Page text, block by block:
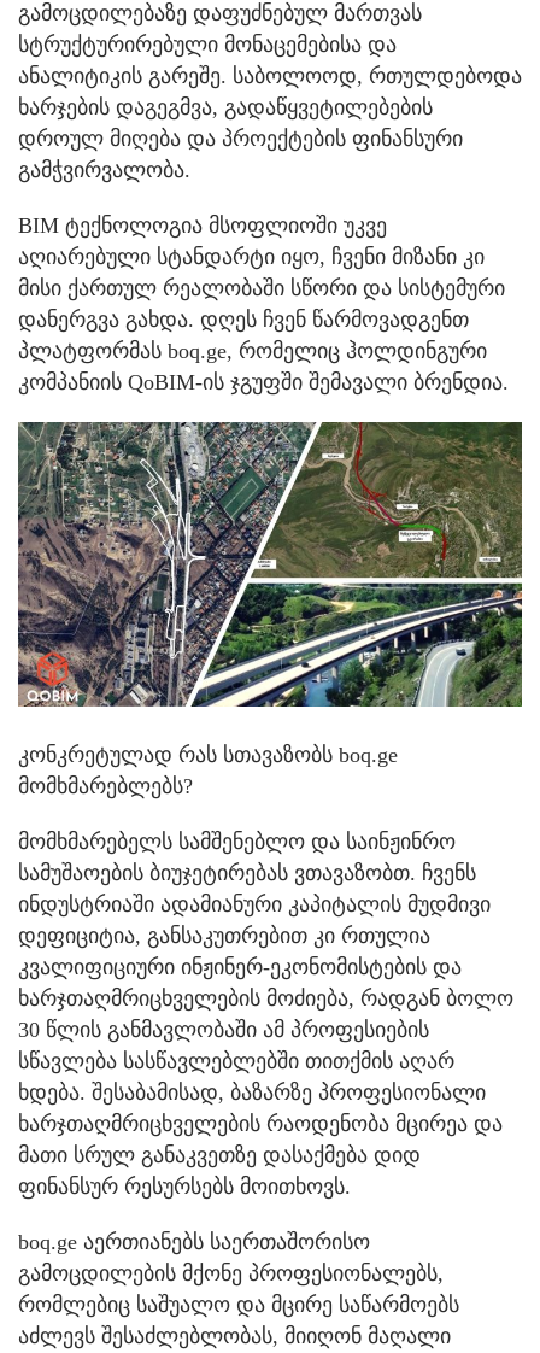
გამოცდილებაზე დაფუძნებულ მართვას
სტრუქტურირებული მონაცემებისა და
ანალიტიკის გარეშე. საბოლოოდ, რთულდებოდა
ხარჯების დაგეგმვა, გადაწყვეტილებების
დროულ მიღება და პროექტების ფინანსური
გამჭვირვალობა.
BIM ტექნოლოგია მსოფლიოში უკვე
აღიარებული სტანდარტი იყო, ჩვენი მიზანი კი
მისი ქართულ რეალობაში სწორი და სისტემური
დანერგვა გახდა. დღეს ჩვენ წარმოვადგენთ
პლატფორმას boq.ge, რომელიც ჰოლდინგური
კომპანიის QoBIM-ის ჯგუფში შემავალი ბრენდია.
კონკრეტულად რას სთავაზობს boq.ge
მომხმარებლებს?
მომხმარებელს სამშენებლო და საინჟინრო
სამუშაოების ბიუჯეტირებას ვთავაზობთ. ჩვენს
ინდუსტრიაში ადამიანური კაპიტალის მუდმივი
დეფიციტია, განსაკუთრებით კი რთულია
კვალიფიციური ინჟინერ-ეკონომისტების და
ხარჯთაღმრიცხველების მოძიება, რადგან ბოლო
30 წლის განმავლობაში ამ პროფესიების
სწავლება სასწავლებლებში თითქმის აღარ
ხდება. შესაბამისად, ბაზარზე პროფესიონალი
ხარჯთაღმრიცხველების რაოდენობა მცირეა და
მათი სრულ განაკვეთზე დასაქმება დიდ
ფინანსურ რესურსებს მოითხოვს.
boq.ge აერთიანებს საერთაშორისო
გამოცდილების მქონე პროფესიონალებს,
რომლებიც საშუალო და მცირე საწარმოებს
აძლევს შესაძლებლობას, მიიღონ მაღალი